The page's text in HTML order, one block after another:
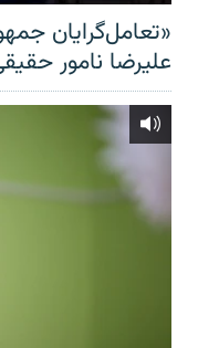
«تعامل‌گرایان
علیرضا نامور